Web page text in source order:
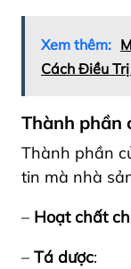
Xem thêm:
Cách Điều
Thành phần
Thành phần
tin mà nhà
– Hoạt chất
– Tá dược: